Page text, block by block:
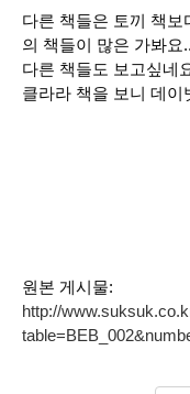
다른 책들은 토끼 책보
의 책들이 많은 가봐요
다른 책들도 보고싶네
클라라 책을 보니 데
원본 게시물:
http://